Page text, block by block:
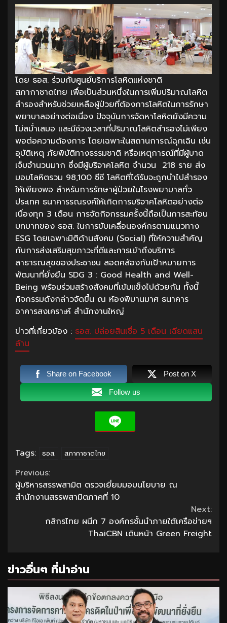
โดย ธอส. ร่วมกับศูนย์บริการโลหิตแห่งชาติ
สภากาชาดไทย เพื่อเป็นส่วนหนึ่งในการเพิ่มปริมาณโลหิต
สำรองสำหรับช่วยเหลือผู้ป่วยที่ต้องการโลหิตในการรักษา
พยาบาลอย่างต่อเนื่อง ปัจจุบันการจัดหาโลหิตยังมีความ
ไม่สม่ำเสมอ และมีช่วงเวลาที่ปริมาณโลหิตสำรองไม่เพียง
พอต่อความต้องการ โดยเฉพาะในสถานการณ์ฉุกเฉิน เช่น
อุบัติเหตุ ภัยพิบัติทางธรรมชาติ หรือเหตุการณ์ที่มีผู้บาด
เจ็บจำนวนมาก ซึ่งมีผู้บริจาคโลหิต จำนวน 218 ราย ส่ง
มอบโลหิตรวม 98,100 ซีซี โลหิตที่ได้รับจะถูกนำไปสำรอง
ให้เพียงพอ สำหรับการรักษาผู้ป่วยในโรงพยาบาลทั่ว
ประเทศ ธนาคารรณรงค์ให้เกิดการบริจาคโลหิตอย่างต่อ
เนื่องทุก 3 เดือน การจัดกิจกรรมครั้งนี้ถือเป็นการสะท้อน
บทบาทของ ธอส. ในการขับเคลื่อนองค์กรตามแนวทาง
ESG โดยเฉพาะมิติด้านสังคม (Social) ที่ให้ความสำคัญ
กับการส่งเสริมสุขภาวะที่ดีและการเข้าถึงบริการ
สาธารณสุขของประชาชน สอดคล้องกับเป้าหมายการ
พัฒนาที่ยั่งยืน SDG 3 : Good Health and Well-
Being พร้อมร่วมสร้างสังคมที่เข้มแข็งไปด้วยกัน ทั้งนี้
กิจกรรมดังกล่าวจัดขึ้น ณ ห้องพิมานมาศ ธนาคาร
อาคารสงเคราะห์ สำนักงานใหญ่
ข่าวที่เกี่ยวข้อง : ธอส. ปล่อยสินเชื่อ 5 เดือน เฉียดแสน
ล้าน
Share on Facebook Post on X
Follow us
Tags: ธอส. สภากาชาดไทย
Continue
Reading
Previous:
ผู้บริหารสรรพสามิต ตรวจเยี่ยมมอบนโยบาย ณ
สำนักงานสรรพสามิตภาคที่ 10
Next:
กสิกรไทย ผนึก 7 องค์กรชั้นนำภายใต้เครือข่ายฯ
ThaiCBN เดินหน้า Green Freight
ข่าวอื่นๆ ที่น่าอ่าน